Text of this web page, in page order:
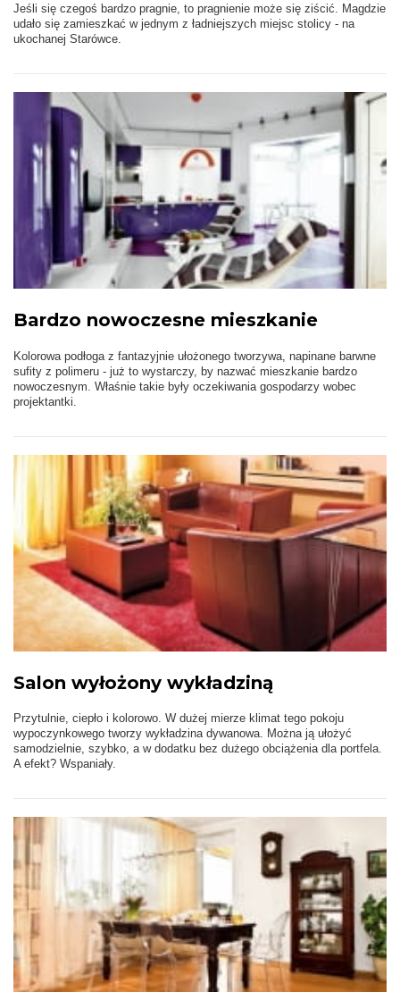
Jeśli się czegoś bardzo pragnie, to pragnienie może się ziścić. Magdzie
udało się zamieszkać w jednym z ładniejszych miejsc stolicy - na
ukochanej Starówce.
Bardzo nowoczesne mieszkanie
Kolorowa podłoga z fantazyjnie ułożonego tworzywa, napinane barwne
sufity z polimeru - już to wystarczy, by nazwać mieszkanie bardzo
nowoczesnym. Właśnie takie były oczekiwania gospodarzy wobec
projektantki.
Salon wyłożony wykładziną
Przytulnie, ciepło i kolorowo. W dużej mierze klimat tego pokoju
wypoczynkowego tworzy wykładzina dywanowa. Można ją ułożyć
samodzielnie, szybko, a w dodatku bez dużego obciążenia dla portfela.
A efekt? Wspaniały.